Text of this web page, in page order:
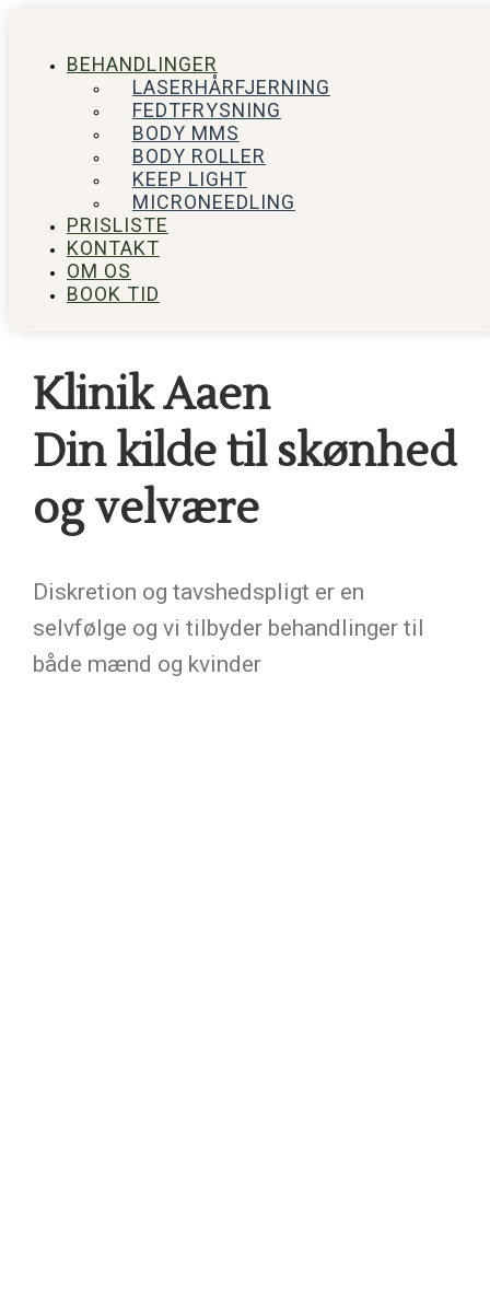
BEHANDLINGER
LASERHÅRFJERNING
FEDTFRYSNING
BODY MMS
BODY ROLLER
KEEP LIGHT
MICRONEEDLING
PRISLISTE
KONTAKT
OM OS
BOOK TID
Klinik Aaen
Din kilde til skønhed
og velvære
Diskretion og tavshedspligt er en
selvfølge og vi tilbyder behandlinger til
både mænd og kvinder